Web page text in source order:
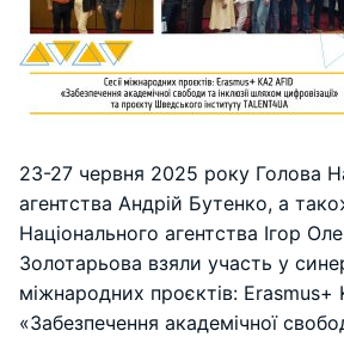
23-27 червня 2025 року Голова
агентства Андрій Бутенко, а
Національного агентства Ігор
Золотарьова взяли участь у
міжнародних проєктів: Erasmus+
«Забезпечення академічної